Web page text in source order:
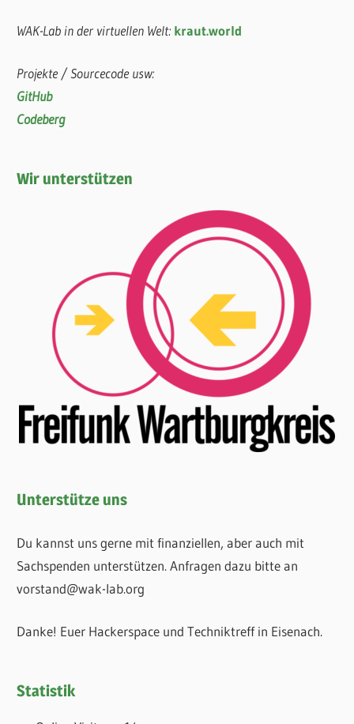
WAK-Lab in der virtuellen Welt: kraut.world
Projekte / Sourcecode usw:
GitHub
Codeberg
Wir unterstützen
Unterstütze uns
Du kannst uns gerne mit finanziellen, aber auch mit
Sachspenden unterstützen. Anfragen dazu bitte an
vorstand@wak-lab.org
Danke! Euer Hackerspace und Techniktreff in Eisenach.
Statistik